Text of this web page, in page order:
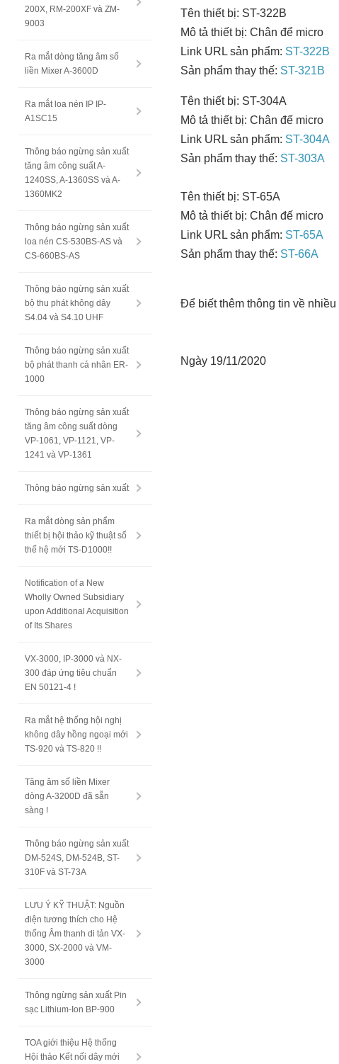
Tên thiết bị: ST-322B
Mô tả thiết bị: Chân để micro
Link URL sản phẩm: ST-322B
Sản phẩm thay thế: ST-321B
Tên thiết bị: ST-304A
Mô tả thiết bị: Chân đế micro
Link URL sản phẩm: ST-304A
Sản phẩm thay thế: ST-303A
Tên thiết bị: ST-65A
Mô tả thiết bị: Chân đế micro
Link URL sản phẩm: ST-65A
Sản phẩm thay thế: ST-66A
Để biết thêm thông tin về
Ngày 19/11/2020
200X, RM-200XF và ZM-
9003
Ra mắt dòng tăng âm số
liền Mixer A-3600D
Ra mắt loa nén IP IP-
A1SC15
Thông báo ngừng sản xuất
tăng âm công suất A-
1240SS, A-1360SS và A-
1360MK2
Thông báo ngừng sản xuất
loa nén CS-530BS-AS và
CS-660BS-AS
Thông báo ngừng sản xuất
bộ thu phát không dây
S4.04 và S4.10 UHF
Thông báo ngừng sản xuất
bộ phát thanh cá nhân ER-
1000
Thông báo ngừng sản xuất
tăng âm công suất dòng
VP-1061, VP-1121, VP-
1241 và VP-1361
Thông báo ngừng sản xuất
Ra mắt dòng sản phẩm
thiết bị hội thảo kỹ thuật số
thế hệ mới TS-D1000!!
Notification of a New
Wholly Owned Subsidiary
upon Additional Acquisition
of Its Shares
VX-3000, IP-3000 và NX-
300 đáp ứng tiêu chuẩn
EN 50121-4 !
Ra mắt hệ thống hội nghị
không dây hồng ngoại mới
TS-920 và TS-820 !!
Tăng âm số liền Mixer
dòng A-3200D đã sẵn
sàng !
Thông báo ngừng sản xuất
DM-524S, DM-524B, ST-
310F và ST-73A
LƯU Ý KỸ THUẬT: Nguồn
điện tương thích cho Hệ
thống Âm thanh di tản VX-
3000, SX-2000 và VM-
3000
Thông ngừng sản xuất Pin
sạc Lithium-Ion BP-900
TOA giới thiệu Hệ thống
Hội thảo Kết nối dây mới